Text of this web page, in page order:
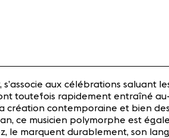
aux célébrations
toutefois rapidement entraîné
contemporaine et bien
ce musicien polymorphe est
le marquent durablement, son